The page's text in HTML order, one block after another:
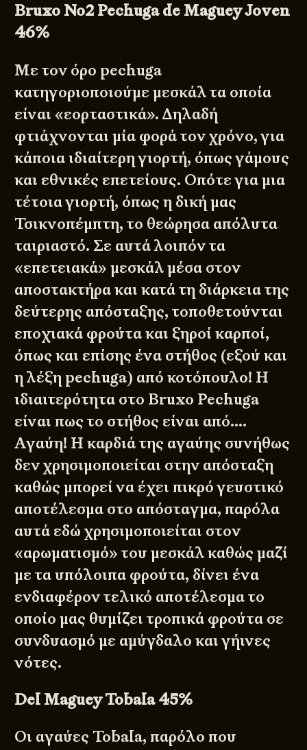
Bruxo No2 Pechuga de Maguey Joven
46%
Με τον όρο pechuga
κατηγοριοποιούμε μεσκάλ τα οποία
είναι «εορταστικά». Δηλαδή
φτιάχνονται μία φορά τον χρόνο, για
κάποια ιδιαίτερη γιορτή, όπως γάμους
και εθνικές επετείους. Οπότε για μια
τέτοια γιορτή, όπως η δική μας
Τσικνοπέμπτη, το θεώρησα απόλυτα
ταιριαστό. Σε αυτά λοιπόν τα
«επετειακά» μεσκάλ μέσα στον
αποστακτήρα και κατά τη διάρκεια της
δεύτερης απόσταξης, τοποθετούνται
εποχιακά φρούτα και ξηροί καρποί,
όπως και επίσης ένα στήθος (εξού και
η λέξη pechuga) από κοτόπουλο! Η
ιδιαιτερότητα στο Bruxo Pechuga
είναι πως το στήθος είναι από….
Αγαύη! Η καρδιά της αγαύης συνήθως
δεν χρησιμοποιείται στην απόσταξη
καθώς μπορεί να έχει πικρό γευστικό
αποτέλεσμα στο απόσταγμα, παρόλα
αυτά εδώ χρησιμοποιείται στον
«αρωματισμό» του μεσκάλ καθώς μαζί
με τα υπόλοιπα φρούτα, δίνει ένα
ενδιαφέρον τελικό αποτέλεσμα το
οποίο μας θυμίζει τροπικά φρούτα σε
συνδυασμό με αμύγδαλο και γήινες
νότες.
Del Maguey Tobala 45%
Οι αγαύες Tobala, παρόλο που